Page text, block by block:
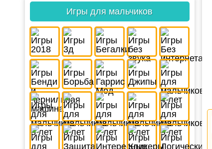
Игры для мальчиков